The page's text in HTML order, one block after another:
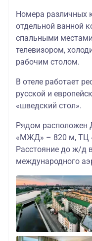
Номера различных
отдельной ванной
спальными
телевизором,
рабочим столом.
В отеле работает
русской и
«шведский стол».
Рядом расположен
«МЖД» – 820 м, ТЦ
Расстояние до ж/д
международного